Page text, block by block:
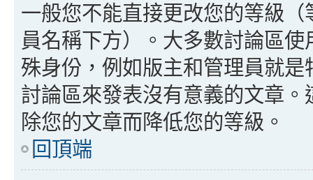
一般您不能直接更改您的等級
員名稱下方）。大多數討論區
殊身份，例如版主和管理員就
討論區來發表沒有意義的文章
除您的文章而降低您的等級。
回頂端